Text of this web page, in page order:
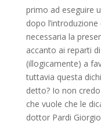
primo ad eseguire
dopo
necessaria la
accanto ai reparti
(illogicamente) a
tuttavia questa
detto? Io non
che vuole che le
dottor Pardi